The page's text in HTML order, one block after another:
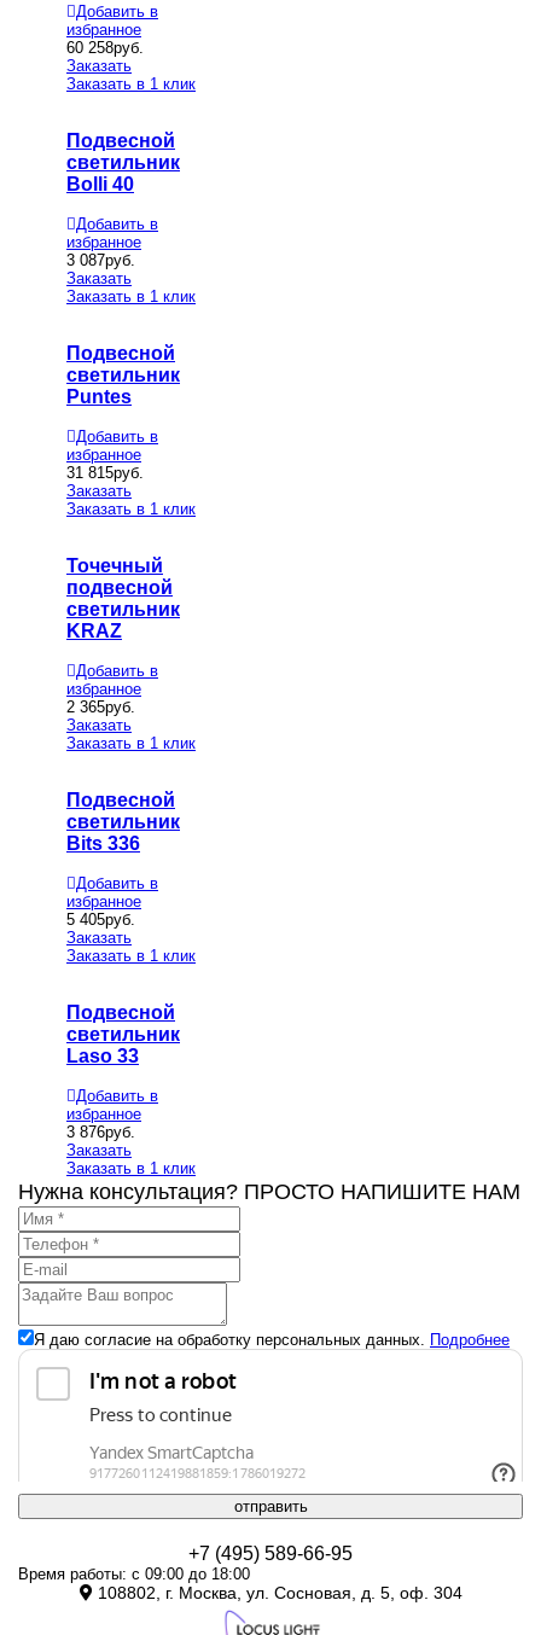
Добавить в
избранное
60 258руб.
Заказать
Заказать в 1 клик
Подвесной
светильник
Bolli 40
Добавить в
избранное
3 087руб.
Заказать
Заказать в 1 клик
Подвесной
светильник
Puntes
Добавить в
избранное
31 815руб.
Заказать
Заказать в 1 клик
Точечный
подвесной
светильник
KRAZ
Добавить в
избранное
2 365руб.
Заказать
Заказать в 1 клик
Подвесной
светильник
Bits 336
Добавить в
избранное
5 405руб.
Заказать
Заказать в 1 клик
Подвесной
светильник
Laso 33
Добавить в
избранное
3 876руб.
Заказать
Заказать в 1 клик
Нужна консультация? ПРОСТО НАПИШИТЕ НАМ
Я даю согласие на обработку персональных данных. Подробнее
отправить
+7 (495) 589-66-95
Время работы: с 09:00 до 18:00
108802, г. Москва, ул. Сосновая, д. 5, оф. 304